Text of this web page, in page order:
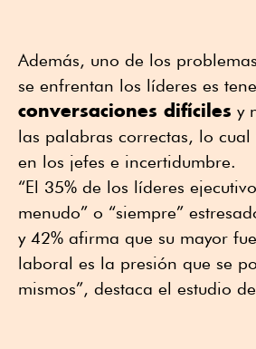
Además, uno de los
se enfrentan los líderes es
conversaciones difíciles y
las palabras correctas, lo
en los jefes e incertidumbre.
“El 35% de los líderes
menudo” o “siempre”
y 42% afirma que su mayor
laboral es la presión que se
mismos”, destaca el estudio